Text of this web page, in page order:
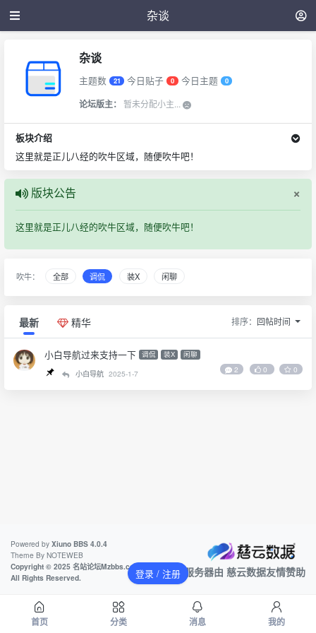
杂谈
杂谈
主题数 21 今日贴子 0 今日主题 0
论坛版主： 暂未分配小主...
板块介绍
这里就是正儿八经的吹牛区域，随便吹牛吧！
×
版块公告
这里就是正儿八经的吹牛区域，随便吹牛吧！
吹牛： 全部 调侃 装X 闲聊
最新 精华 排序： 回帖时间
小白导航过来支持一下 调侃 装X 闲聊
小白导航 2025-1-7 2 0 0
Powered by Xiuno BBS 4.0.4
Theme By NOTEWEB
Copyright © 2025 名站论坛Mzbbs.com
All Rights Reserved.
本站服务器由 慈云数据友情赞助
首页 分类 消息 我的
登录 / 注册